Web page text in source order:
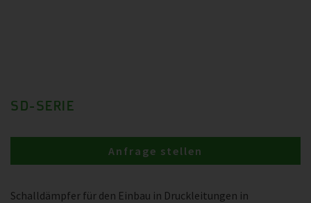
SD-SERIE
Schalldämpfer für den Einbau in Druckleitungen in
Anfrage stellen